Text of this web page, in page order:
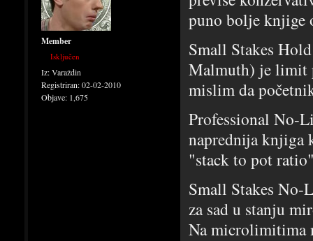
Member
Isključen
Iz:Varaždin
Registriran:02-02-2010
Objave: 1,675
puno bolje knjige
Small Stakes
Malmuth) je limit
mislim da
Professional No-
naprednija knjiga
"stack to pot
Small Stakes
za sad u stanju
Na microlimitima